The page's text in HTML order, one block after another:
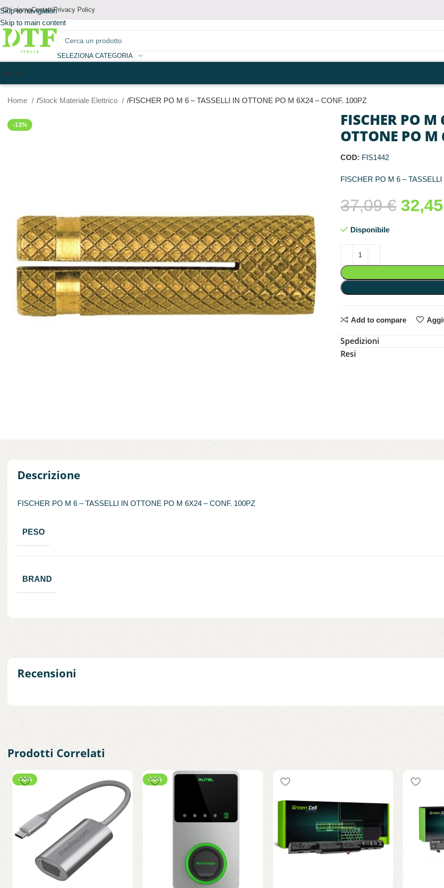
Skip to navigation
Skip to main content
Chi siamoContattiPrivacy Policy
SELEZIONA CATEGORIA
Home
Home Stock Materiale Elettrico FISCHER PO M 6 – TASSELLI IN OTTONE PO M 6X24 – CONF. 100PZ
-13%
FISCHER PO
OTTONE PO M
COD: FIS1442
FISCHER PO M 6 –
37,09€
Disponibile
Add to compare
Spedizioni
Resi
Descrizione
FISCHER PO M 6 – TASSELLI IN OTTONE PO M 6X24 – CONF. 100PZ
PESO
BRAND
Recensioni
Prodotti Correlati
-30% -20%